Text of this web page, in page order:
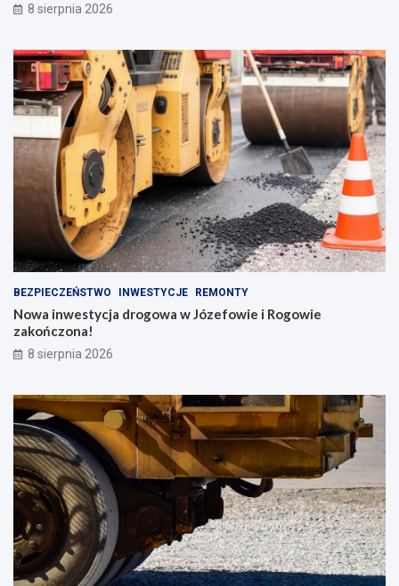
8 sierpnia 2026
BEZPIECZEŃSTWO INWESTYCJE REMONTY
Nowa inwestycja drogowa w Józefowie i Rogowie
zakończona!
8 sierpnia 2026